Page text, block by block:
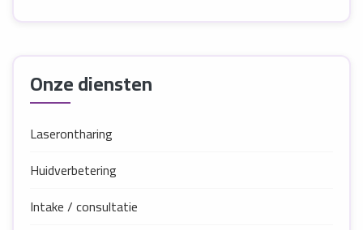
Onze diensten
Laserontharing
Huidverbetering
Intake / consultatie